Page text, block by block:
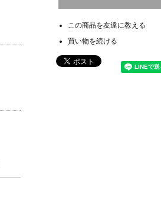
この商品を友達に教える
買い物を続ける